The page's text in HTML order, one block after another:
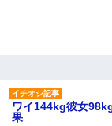
ワイ144kg彼女
果